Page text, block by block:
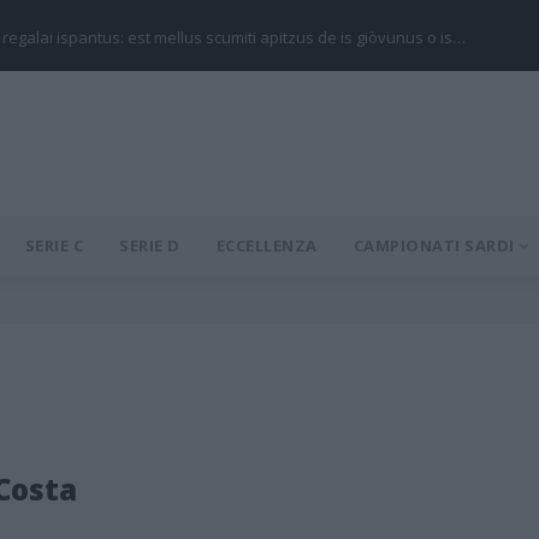
regalai ispantus: est mellus scumiti apitzus de is giòvunus o is…
SERIE C SERIE D ECCELLENZA CAMPIONATI SARDI